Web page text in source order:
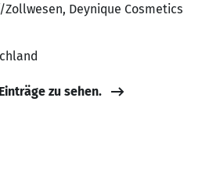
Deynique Cosmetics
zu sehen.